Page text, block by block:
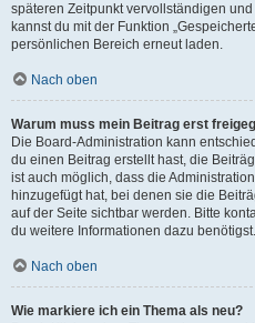
späteren Zeitpunkt vervollständigen
kannst du mit der Funktion
persönlichen Bereich erneut laden.
Nach oben
Warum muss mein Beitrag erst
Die Board-Administration kann
du einen Beitrag erstellt hast, die
ist auch möglich, dass die
hinzugefügt hat, bei denen sie die
auf der Seite sichtbar werden. Bitte
du weitere Informationen dazu benötigst.
Nach oben
Wie markiere ich ein Thema als neu?